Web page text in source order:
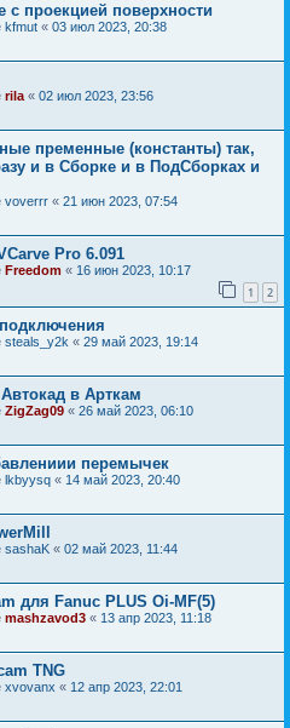
с проекцией поверхности
kfmut « 03 июл 2023, 20:38
rila « 02 июл 2023, 23:56
пременные (константы) так,
и в Сборке и в ПодСборках и
voverrr « 21 июн 2023, 07:54
Pro 6.091
Freedom « 16 июн 2023, 10:17
1 2
steals_y2k « 29 май 2023, 19:14
в Арткам
ZigZag09 « 26 май 2023, 06:10
перемычек
lkbyysq « 14 май 2023, 20:40
sashaK « 02 май 2023, 11:44
для Fanuc PLUS Oi-MF(5)
mashzavod3 « 13 апр 2023, 11:18
TNG
xvovanx « 12 апр 2023, 22:01